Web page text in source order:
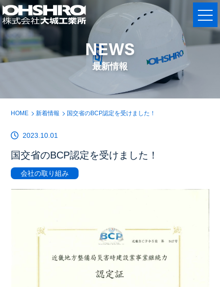
NEWS
最新情報
HOME 新着情報 国交省のBCP認定を受けました！
2023.10.01
国交省のBCP認定を受けました！
会社の取り組み